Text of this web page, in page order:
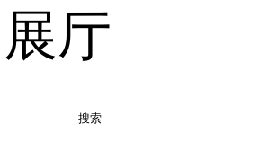
厅
搜索